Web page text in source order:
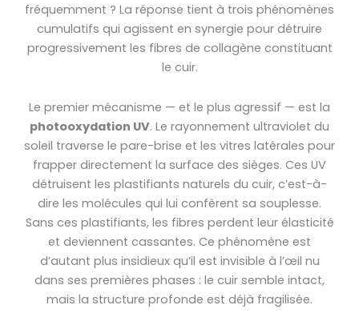
fréquemment ? La réponse tient à trois phénomènes
cumulatifs qui agissent en synergie pour détruire
progressivement les fibres de collagène constituant
le cuir.
Le premier mécanisme — et le plus agressif — est la
photooxydation UV. Le rayonnement ultraviolet du
soleil traverse le pare-brise et les vitres latérales pour
frapper directement la surface des sièges. Ces UV
détruisent les plastifiants naturels du cuir, c’est-à-
dire les molécules qui lui confèrent sa souplesse.
Sans ces plastifiants, les fibres perdent leur élasticité
et deviennent cassantes. Ce phénomène est
d’autant plus insidieux qu’il est invisible à l’œil nu
dans ses premières phases : le cuir semble intact,
mais la structure profonde est déjà fragilisée.